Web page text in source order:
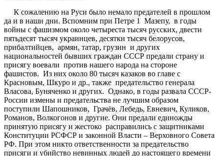
К сожалению на Руси было немало предателей в прошлом
да и в наши дни. Вспомним при Петре 1 Мазепу, в годы
войны с фашизмом около четыреста тысяч русских, двести
пятьдесят тысяч украинцев, десятки тысяч белорусов,
прибалтийцев, армян, татар, грузин и других
национальностей бывших граждан СССР предали страну и
присягу воевали против нашего народа на стороне
фашистов. Из них около 80 тысяч казаков во главе с
Красновым, Шкуро и др., также предательство генерала
Власова, Буняченко и других. Однако, в годы развала СССР-
России измены и предательства не лучшим образом
поступили Шапошников, Грачёв, Лебедь, Евневич, Куликов,
Романов, Волкогонов и другие. Они предали единожды
принятую присягу и жестоко расправились с защитниками
Конституции РСФСР и законной Власти – Верховного Совета
РФ. При этом никто ответственности за предательство
присяги и убийство невинных людей до настоящего времени